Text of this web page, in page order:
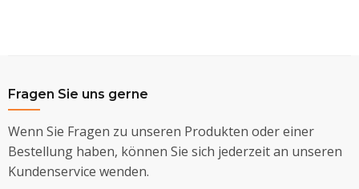
Fragen Sie uns gerne
Wenn Sie Fragen zu unseren Produkten oder einer
Bestellung haben, können Sie sich jederzeit an unseren
Kundenservice wenden.